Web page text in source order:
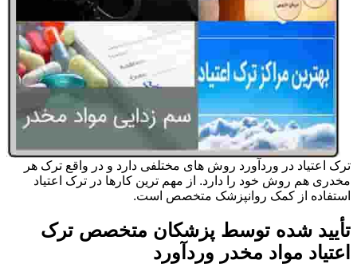
ترک اعتیاد در وردآورد روش های مختلفی دارد و در واقع ترک هر
مخدری هم روش خود را دارد. از مهم ترین کارها در ترک اعتیاد
استفاده از کمک روانپزشک متخصص است.
تأیید شده توسط پزشکان متخصص ترک
اعتیاد مواد مخدر وردآورد